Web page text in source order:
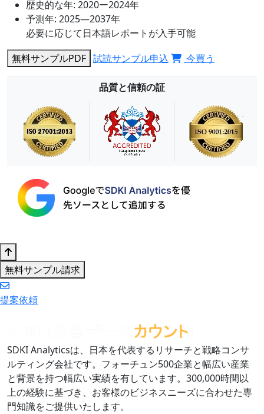
歴史的な年: 2020ー2024年
予測年: 2025―2037年
必要に応じて日本語レポートが入手可能
無料サンプルPDF 試読サンプル申込 今買う
品質と信頼の証
無料サンプル請求
提案依頼
SDKI Analyticsは、日本を代表するリサーチと戦略コンサ
ルティング会社です。フォーチュン500企業と幅広い産業
と背景を持つ幅広い実績を有しています。300,000時間以
上の経験に基づき、お客様のビジネスニーズに合わせた専
門知識をご提供いたします。